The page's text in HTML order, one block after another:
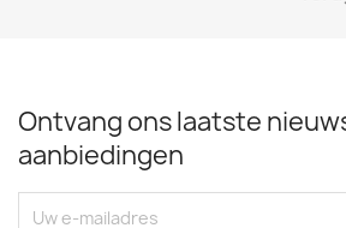
Ontvang ons laatste
aanbiedingen